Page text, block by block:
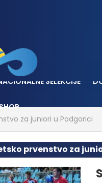
SELEKCIJE
za juniori u Podgorici
prvenstvo za